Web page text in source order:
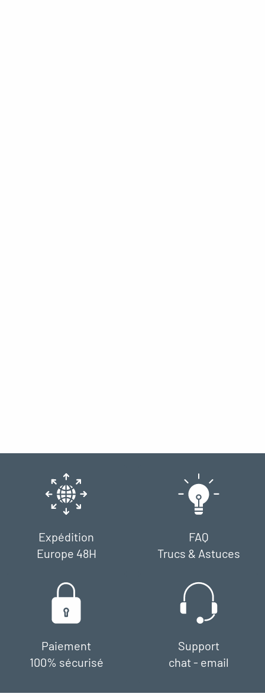
Expédition
Europe 48H
FAQ
Trucs & Astuces
Paiement
100% sécurisé
Support
chat - email